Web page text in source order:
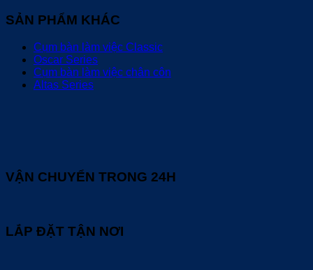
SẢN PHẨM KHÁC
Cụm bàn làm việc Classic
Oscar Series
Cụm bàn làm việc chân côn
Altas Series
VẬN CHUYỂN TRONG 24H
LẮP ĐẶT TẬN NƠI